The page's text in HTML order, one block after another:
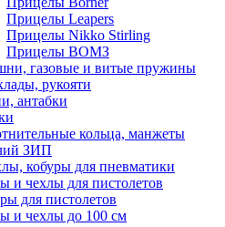
Прицелы Leapers
Прицелы Nikko Stirling
Прицелы ВОМЗ
газовые и витые пружины
рукояти
антабки
кольца, манжеты
ЗИП
кобуры для пневматики
и чехлы для пистолетов
для пистолетов
и чехлы до 100 см